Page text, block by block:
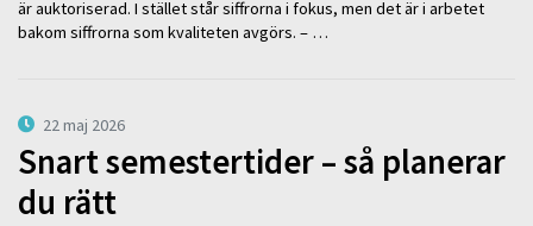
är auktoriserad. I stället står siffrorna i fokus, men det är i arbetet
bakom siffrorna som kvaliteten avgörs. – …
22 maj 2026
Snart semestertider – så planerar
du rätt